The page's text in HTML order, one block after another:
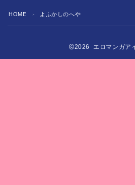
HOME ＞ よふかしのへや
2026 エロマンガア